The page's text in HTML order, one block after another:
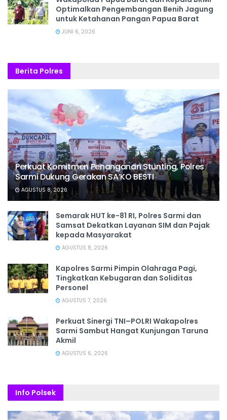
Optimalkan Pengembangan Benih Jagung
untuk Ketahanan Pangan Papua Barat
JUNI 6, 2026
Berita Polres
Perkuat Komitmen Penanganan Stunting, Polres
Sarmi Dukung Gerakan SA’KO BESTI
AGUSTUS 8, 2026
Semarak HUT ke-81 RI, Polres Sarmi dan
Samsat Dekatkan Layanan SIM dan Pajak
kepada Masyarakat
AGUSTUS 8, 2026
Kapolres Sarmi Pimpin Olahraga Pagi,
Tingkatkan Kebugaran dan Soliditas
Personel
AGUSTUS 7, 2026
Perkuat Sinergi TNI–POLRI Wakapolres
Sarmi Sambut Hangat Kunjungan Taruna
Akmil
AGUSTUS 6, 2026
Info Polsek